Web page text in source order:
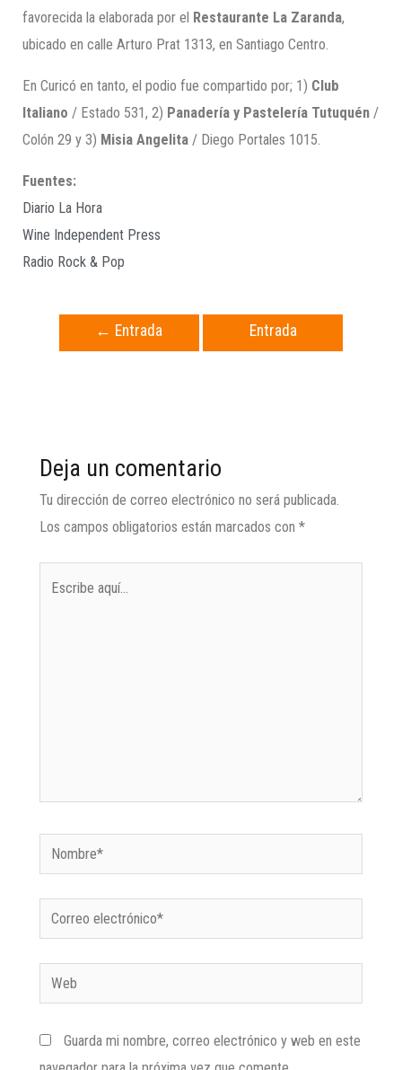
favorecida la elaborada por el Restaurante La Zaranda,
ubicado en calle Arturo Prat 1313, en Santiago Centro.
En Curicó en tanto, el podio fue compartido por; 1) Club
Italiano / Estado 531, 2) Panadería y Pastelería Tutuquén /
Colón 29 y 3) Misia Angelita / Diego Portales 1015.
Fuentes:
Diario La Hora
Wine Independent Press
Radio Rock & Pop
← Entrada
Entrada
Deja un comentario
Tu dirección de correo electrónico no será publicada.
Los campos obligatorios están marcados con *
Guarda mi nombre, correo electrónico y web en este